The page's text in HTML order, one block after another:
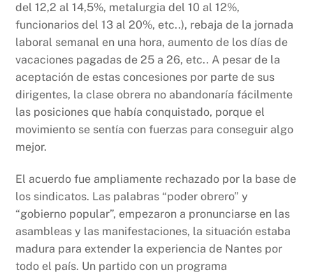
del 12,2 al 14,5%, metalurgia del 10 al 12%,
funcionarios del 13 al 20%, etc..), rebaja de la jornada
laboral semanal en una hora, aumento de los días de
vacaciones pagadas de 25 a 26, etc.. A pesar de la
aceptación de estas concesiones por parte de sus
dirigentes, la clase obrera no abandonaría fácilmente
las posiciones que había conquistado, porque el
movimiento se sentía con fuerzas para conseguir algo
mejor.
El acuerdo fue ampliamente rechazado por la base de
los sindicatos. Las palabras “poder obrero” y
“gobierno popular”, empezaron a pronunciarse en las
asambleas y las manifestaciones, la situación estaba
madura para extender la experiencia de Nantes por
todo el país. Un partido con un programa